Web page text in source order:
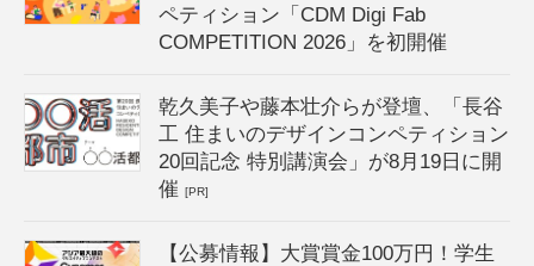
ペティション「CDM Digi Fab
COMPETITION 2026」を初開催
乾久美子や藤本壮介らが登壇、「長谷
工 住まいのデザインコンペティション
20回記念 特別講演会」が8月19日に開
催[PR]
【公募情報】大賞賞金100万円！学生